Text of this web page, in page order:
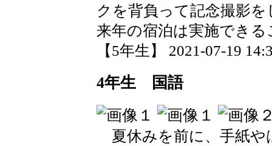
クを背負って記念撮影
来年の宿泊は実施でき
【5年生】 2021-07-19
4年生 国語
夏休みを前に、手紙や